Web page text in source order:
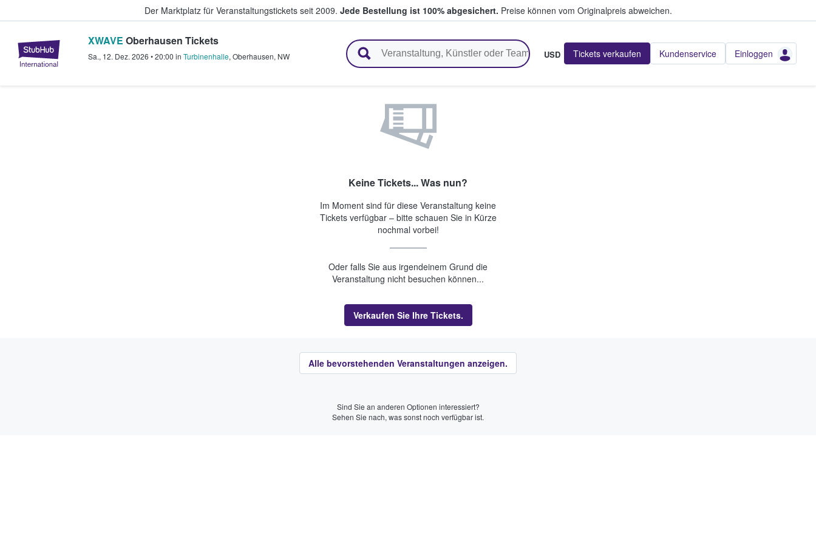
Der Marktplatz für Veranstaltungstickets seit 2009. Jede Bestellung ist 100% abgesichert. Preise können vom Originalpreis abweichen.
StubHub - Wo Fans Tickets kaufen & verkaufen
XWAVE Oberhausen Tickets
Sa., 12. Dez. 2026 •20:00 in Turbinenhalle, Oberhausen, NW USD Tickets verkaufen Kundenservice Einloggen
Keine Tickets... Was nun?
Im Moment sind für diese Veranstaltung keine
Tickets verfügbar – bitte schauen Sie in Kürze
nochmal vorbei!
Oder falls Sie aus irgendeinem Grund die
Veranstaltung nicht besuchen können...
Verkaufen Sie Ihre Tickets.
Alle bevorstehenden Veranstaltungen anzeigen.
Sind Sie an anderen Optionen interessiert?
Sehen Sie nach, was sonst noch verfügbar ist.